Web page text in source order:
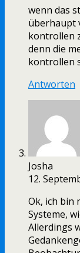
wenn das
überhaupt
kontrollen
denn die
kontrollen
Antworten
Josha
12.
Ok, ich bin
Systeme,
Allerdings